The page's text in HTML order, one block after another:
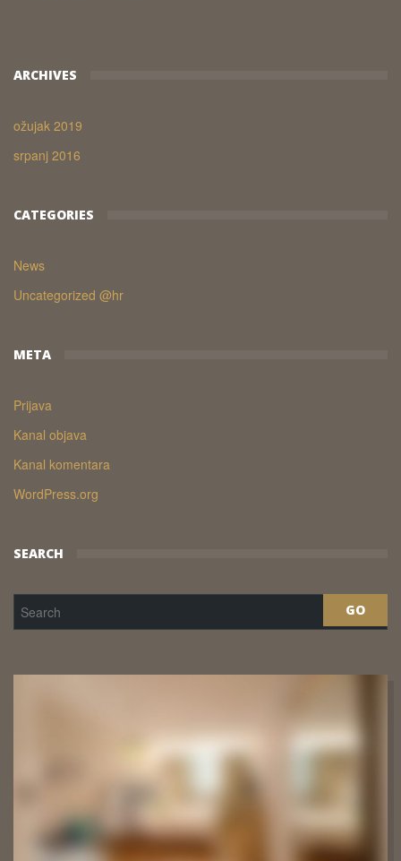
ARCHIVES
ožujak 2019
srpanj 2016
CATEGORIES
News
Uncategorized @hr
META
Prijava
Kanal objava
Kanal komentara
WordPress.org
SEARCH